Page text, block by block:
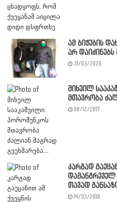
ამ ბიჭების
არ დაიძინებს
31/03/2020
მიხეილ
მთავრობა
08/12/2017
კარგად
დამანგრეველ
თავად
14/03/2018